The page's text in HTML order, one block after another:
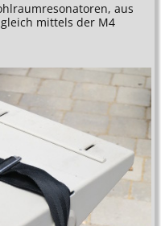
aus
mittels der M4